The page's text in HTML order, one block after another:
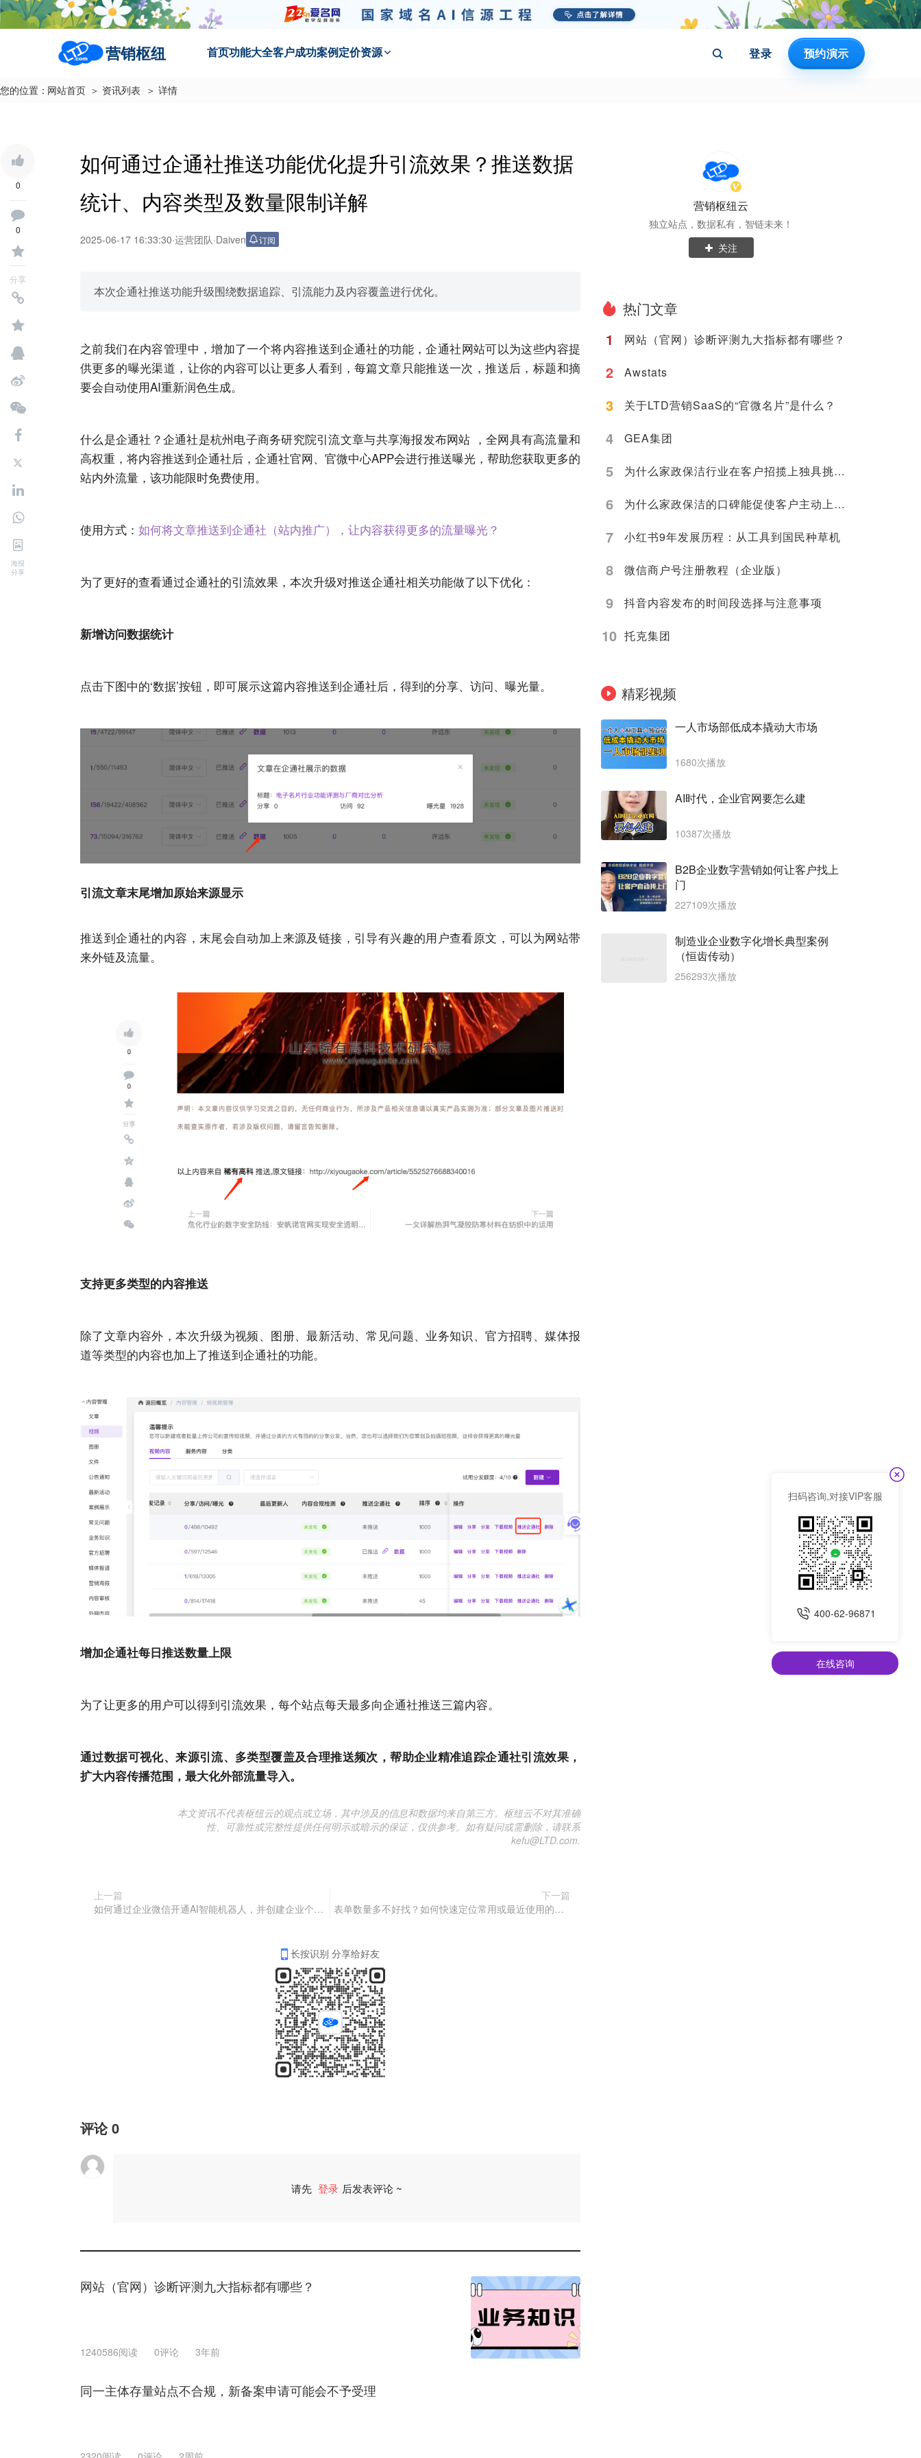
营销枢纽 首页功能大全客户成功案例 定价资源 登录 预约演示
您的位置： 网站首页 ＞ 资讯列表 ＞ 详情
0
0
分享
海报
分享
如何通过企通社推送功能优化提升引流效果？推送数据
统计、内容类型及数量限制详解
2025-06-17 16:33:30·运营团队·Daiven 订阅
本次企通社推送功能升级围绕数据追踪、引流能力及内容覆盖进行优化。
之前我们在内容管理中，增加了一个将内容推送到企通社的功能，企通社网站可以为这些内容提
供更多的曝光渠道，让你的内容可以让更多人看到，每篇文章只能推送一次，推送后，标题和摘
要会自动使用AI重新润色生成。
什么是企通社？企通社是杭州电子商务研究院引流文章与共享海报发布网站 ，全网具有高流量和
高权重，将内容推送到企通社后，企通社官网、官微中心APP会进行推送曝光，帮助您获取更多的
站内外流量，该功能限时免费使用。
使用方式： 如何将文章推送到企通社（站内推广），让内容获得更多的流量曝光？
为了更好的查看通过企通社的引流效果，本次升级对推送企通社相关功能做了以下优化：
新增访问数据统计
点击下图中的‘数据’按钮，即可展示这篇内容推送到企通社后，得到的分享、访问、曝光量。
引流文章末尾增加原始来源显示
推送到企通社的内容，末尾会自动加上来源及链接，引导有兴趣的用户查看原文，可以为网站带
来外链及流量。
支持更多类型的内容推送
除了文章内容外，本次升级为视频、图册、最新活动、常见问题、业务知识、官方招聘、媒体报
道等类型的内容也加上了推送到企通社的功能。
增加企通社每日推送数量上限
为了让更多的用户可以得到引流效果，每个站点每天最多向企通社推送三篇内容。
通过数据可视化、来源引流、多类型覆盖及合理推送频次，帮助企业精准追踪企通社引流效果，
扩大内容传播范围，最大化外部流量导入。
本文资讯不代表枢纽云的观点或立场，其中涉及的信息和数据均来自第三方。枢纽云不对其准确
性、可靠性或完整性提供任何明示或暗示的保证，仅供参考。如有疑问或需删除，请联系
kefu@LTD.com.
上一篇
如何通过企业微信开通AI智能机器人，并创建企业个性化知识库？
下一篇
表单数量多不好找？如何快速定位常用或最近使用的表单？
长按识别 分享给好友
评论0
请先 登录 后发表评论 ~
网站（官网）诊断评测九大指标都有哪些？
1240586阅读 0评论 3年前
同一主体存量站点不合规，新备案申请可能会不予受理
营销枢纽云
独立站点，数据私有，智链未来！
关注
热门文章
1
网站（官网）诊断评测九大指标都有哪些？
2 Awstats
3 关于LTD营销SaaS的“官微名片”是什么？
4 GEA集团
5 为什么家政保洁行业在客户招揽上独具挑战？
6 为什么家政保洁的口碑能促使客户主动上门？
7 小红书9年发展历程：从工具到国民种草机
8 微信商户号注册教程（企业版）
9 抖音内容发布的时间段选择与注意事项
10 托克集团
精彩视频
一人市场部低成本撬动大市场
1680次播放
AI时代，企业官网要怎么建
10387次播放
B2B企业数字营销如何让客户找上
门
227109次播放
制造业企业数字化增长典型案例
（恒齿传动）
256293次播放
扫码咨询,对接VIP客服
400-62-96871
在线咨询